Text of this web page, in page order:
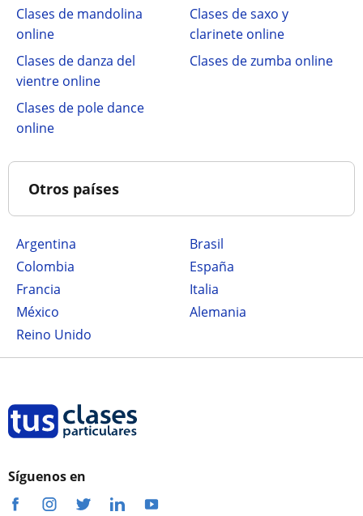
Clases de mandolina
online
Clases de saxo y
clarinete online
Clases de danza del
vientre online
Clases de zumba online
Clases de pole dance
online
Otros países
Argentina
Brasil
Colombia
España
Francia
Italia
México
Alemania
Reino Unido
Síguenos en